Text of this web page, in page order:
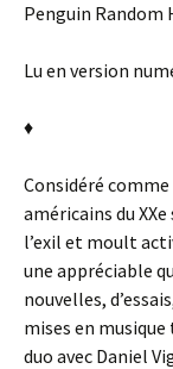
Penguin Random
Lu en version
♦
Considéré
américains du
l’exil et moult
une appréciable
nouvelles,
mises en musique
duo avec Daniel